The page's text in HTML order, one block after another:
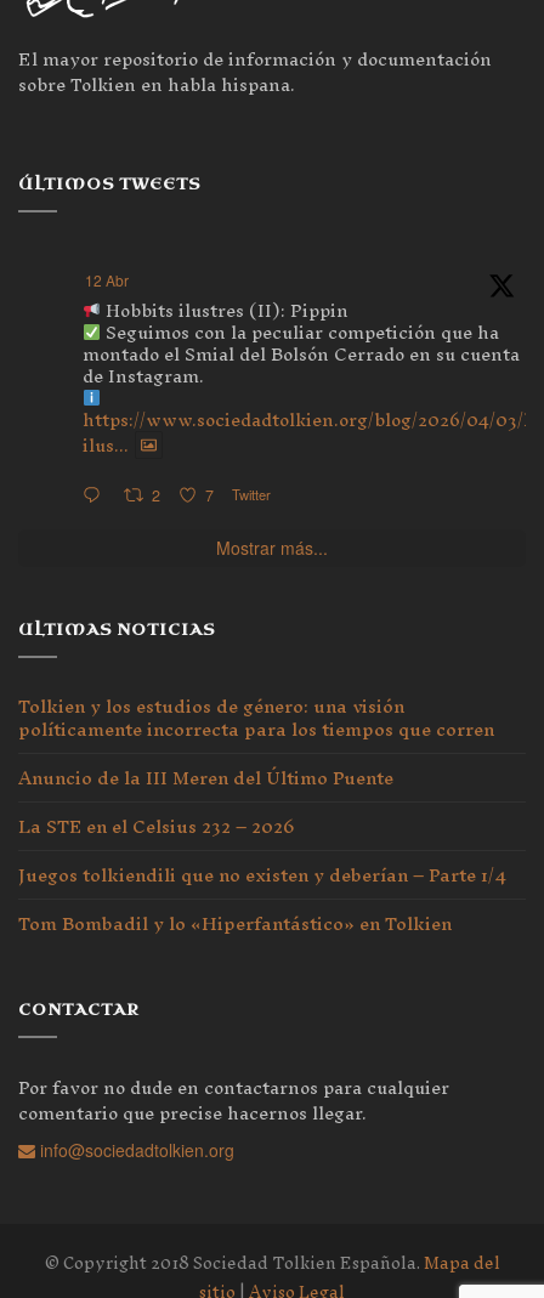
El mayor repositorio de información y documentación
sobre Tolkien en habla hispana.
ÚLTIMOS TWEETS
12 Abr
Hobbits ilustres (II): Pippin
Seguimos con la peculiar competición que ha
montado el Smial del Bolsón Cerrado en su cuenta
de Instagram.
https://www.sociedadtolkien.org/blog/2026/04/03/
ilus...
2 7 Twitter
Mostrar más...
ULTIMAS NOTICIAS
Tolkien y los estudios de género: una visión
políticamente incorrecta para los tiempos que corren
Anuncio de la III Meren del Último Puente
La STE en el Celsius 232 – 2026
Juegos tolkiendili que no existen y deberían – Parte 1/4
Tom Bombadil y lo «Hiperfantástico» en Tolkien
CONTACTAR
Por favor no dude en contactarnos para cualquier
comentario que precise hacernos llegar.
info@sociedadtolkien.org
© Copyright 2018 Sociedad Tolkien Española.Mapa del